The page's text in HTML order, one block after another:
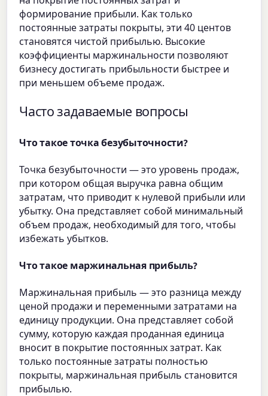
формирование прибыли. Как только
постоянные затраты покрыты, эти 40 центов
становятся чистой прибылью. Высокие
коэффициенты маржинальности позволяют
бизнесу достигать прибыльности быстрее и
при меньшем объеме продаж.
Часто задаваемые вопросы
Что такое точка безубыточности?
Точка безубыточности — это уровень продаж,
при котором общая выручка равна общим
затратам, что приводит к нулевой прибыли или
убытку. Она представляет собой минимальный
объем продаж, необходимый для того, чтобы
избежать убытков.
Что такое маржинальная прибыль?
Маржинальная прибыль — это разница между
ценой продажи и переменными затратами на
единицу продукции. Она представляет собой
сумму, которую каждая проданная единица
вносит в покрытие постоянных затрат. Как
только постоянные затраты полностью
покрыты, маржинальная прибыль становится
прибылью.